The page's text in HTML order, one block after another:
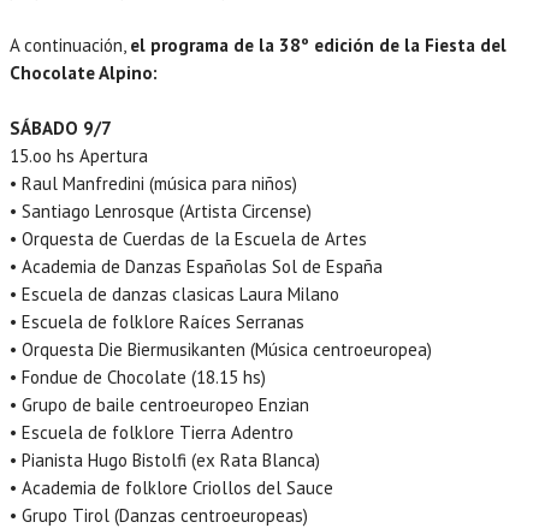
A continuación, el programa de la 38º edición de la Fiesta del
Chocolate Alpino:
SÁBADO 9/7
15.oo hs Apertura
• Raul Manfredini (música para niños)
• Santiago Lenrosque (Artista Circense)
• Orquesta de Cuerdas de la Escuela de Artes
• Academia de Danzas Españolas Sol de España
• Escuela de danzas clasicas Laura Milano
• Escuela de folklore Raíces Serranas
• Orquesta Die Biermusikanten (Música centroeuropea)
• Fondue de Chocolate (18.15 hs)
• Grupo de baile centroeuropeo Enzian
• Escuela de folklore Tierra Adentro
• Pianista Hugo Bistolfi (ex Rata Blanca)
• Academia de folklore Criollos del Sauce
• Grupo Tirol (Danzas centroeuropeas)